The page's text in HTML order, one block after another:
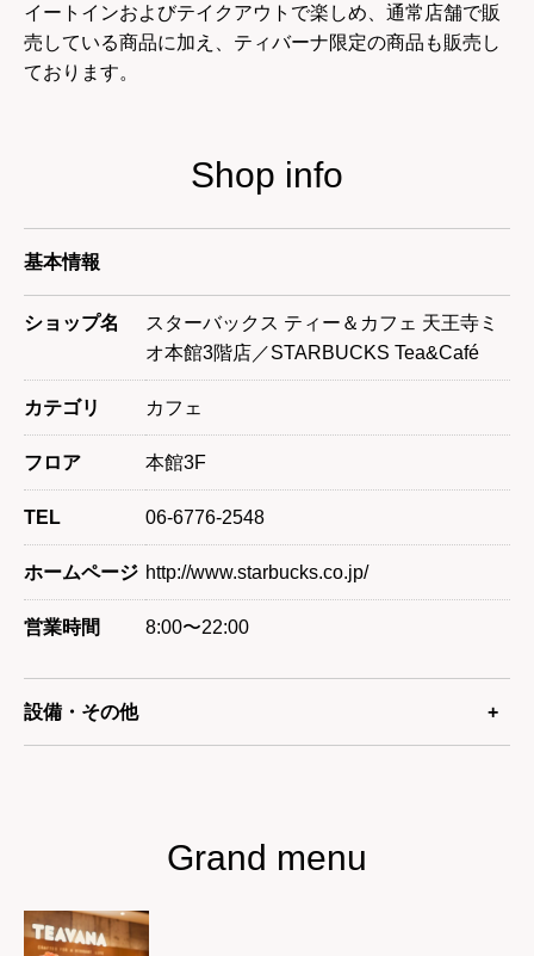
イートインおよびテイクアウトで楽しめ、通常店舗で販
売している商品に加え、ティバーナ限定の商品も販売し
ております。
Shop info
基本情報
ショップ名
スターバックス ティー＆カフェ 天王寺ミ
オ本館3階店／STARBUCKS Tea&Café
カテゴリ カフェ
フロア 本館3F
TEL 06-6776-2548
ホームページ http://www.starbucks.co.jp/
営業時間 8:00〜22:00
設備・その他
Grand menu